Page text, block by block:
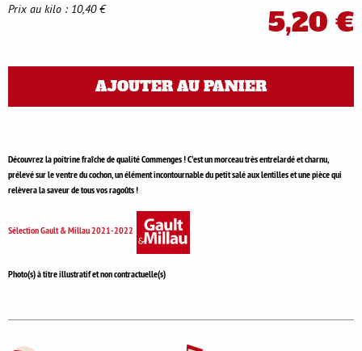
5,20 €
Prix au kilo : 10,40 €
AJOUTER AU PANIER
Découvrez la poitrine fraîche de qualité Commenges ! C'est un morceau très entrelardé et charnu,
prélevé sur le ventre du cochon, un élément incontournable du petit salé aux lentilles et une pièce qui
relèvera la saveur de tous vos ragoûts !
Sélection Gault & Millau 2021-2022
Photo(s) à titre illustratif et non contractuelle(s)